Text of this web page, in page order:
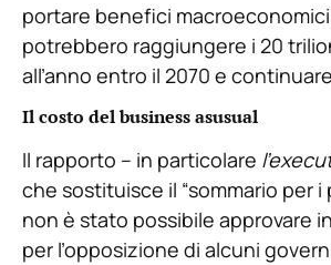
portare benefici
potrebbero raggiungere i 20
all’anno entro il 2070 e
Il costo del business asusual
Il rapporto – in particolare
che sostituisce il “sommario per i
non è stato possibile approvare
per l’opposizione di alcuni